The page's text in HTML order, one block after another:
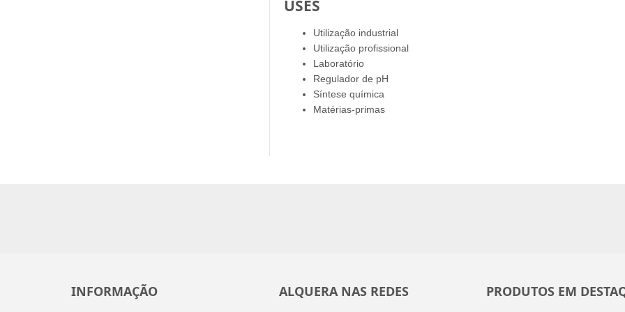
USES
Utilização industrial
Utilização profissional
Laboratório
Regulador de pH
Síntese química
Matérias-primas
INFORMAÇÃO ALQUERA NAS REDES PRODUTOS EM